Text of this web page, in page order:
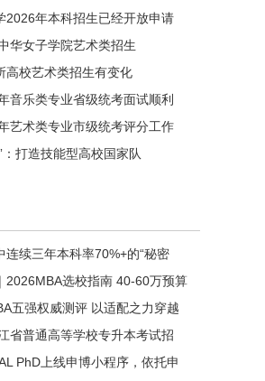
2026年本科招生已经开放申请
华女子学院艺术类招生
高校艺术类招生有变化
音乐类专业省级统考面试顺利
艺术类专业市级统考评分工作
：打造技能型高校国家队
连续三年本科率70%+的“秘密
2026MBA选校指南 40-60万预算
五强权威测评 以适配之力穿越
省普通高等学校专升本考试招
PhD上线申博小程序，依托申